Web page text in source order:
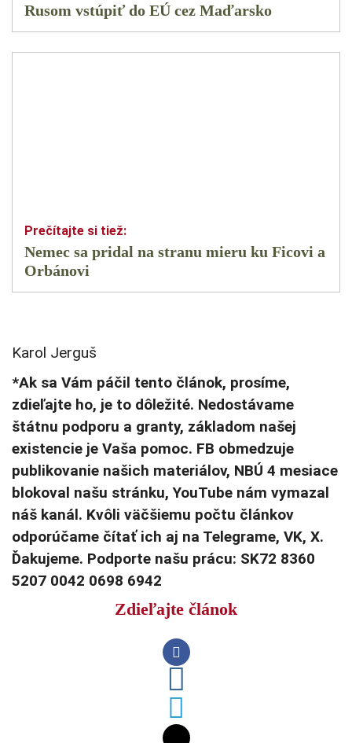
Rusom vstúpiť do EÚ cez Maďarsko
Nemec sa pridal na stranu mieru ku Ficovi a
Orbánovi
Karol Jerguš
*Ak sa Vám páčil tento článok, prosíme,
zdieľajte ho, je to dôležité. Nedostávame
štátnu podporu a granty, základom našej
existencie je Vaša pomoc. FB obmedzuje
publikovanie našich materiálov, NBÚ 4 mesiace
blokoval našu stránku, YouTube nám vymazal
náš kanál. Kvôli väčšiemu počtu článkov
odporúčame čítať ich aj na Telegrame, VK, X.
Ďakujeme. Podporte našu prácu: SK72 8360
5207 0042 0698 6942
Zdieľajte článok